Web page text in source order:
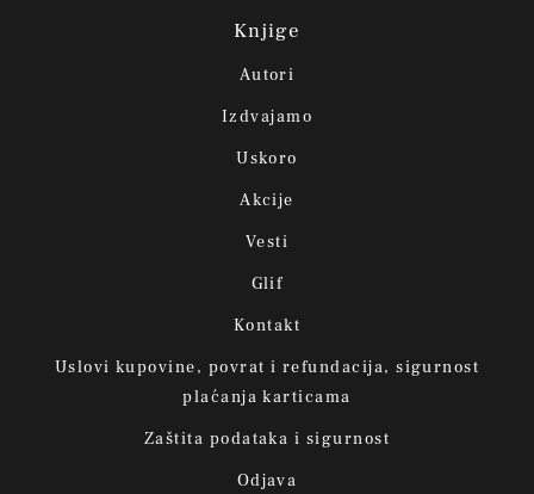
Knjige
Autori
Izdvajamo
Uskoro
Akcije
Vesti
Glif
Kontakt
Uslovi kupovine, povrat i refundacija, sigurnost
plaćanja karticama
Zaštita podataka i sigurnost
Odjava